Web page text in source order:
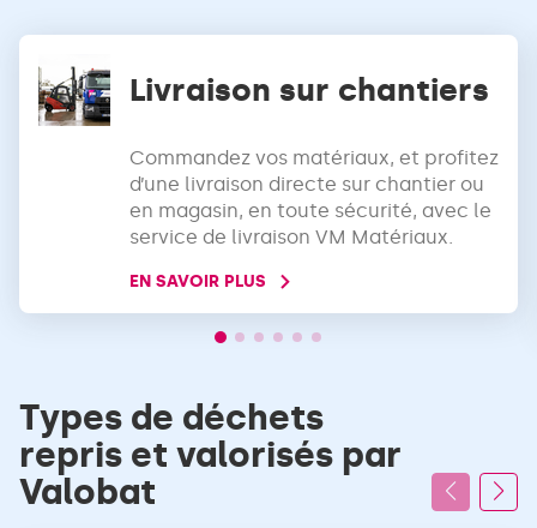
Livraison sur chantiers
Commandez vos matériaux, et profitez
d’une livraison directe sur chantier ou
en magasin, en toute sécurité, avec le
service de livraison VM Matériaux.
EN SAVOIR PLUS
Types de déchets
repris et valorisés par
Valobat